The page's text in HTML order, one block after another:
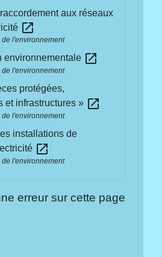
aux réseaux
open_in_new
l'environnement
environnementale open_in_new
l'environnement
protégées,
et infrastructures » open_in_new
l'environnement
installations de
open_in_new
l'environnement
erreur sur cette page